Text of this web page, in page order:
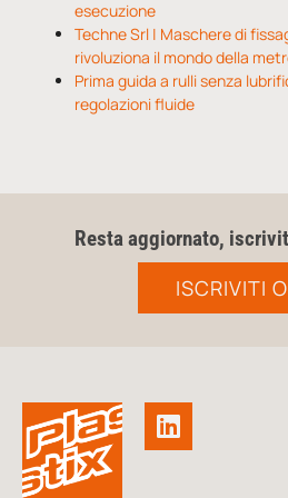
esecuzione
Techne Srl | Maschere di
rivoluziona il mondo della
Prima guida a rulli senza
regolazioni fluide
Resta aggiornato,
ISCRIVITI